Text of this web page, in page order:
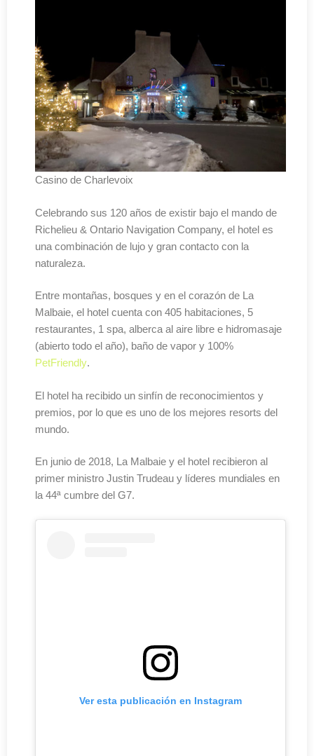
Casino de Charlevoix
Celebrando sus 120 años de existir bajo el mando de
Richelieu & Ontario Navigation Company, el hotel es
una combinación de lujo y gran contacto con la
naturaleza.
Entre montañas, bosques y en el corazón de La
Malbaie, el hotel cuenta con 405 habitaciones, 5
restaurantes, 1 spa, alberca al aire libre e hidromasaje
(abierto todo el año), baño de vapor y 100%
PetFriendly.
El hotel ha recibido un sinfín de reconocimientos y
premios, por lo que es uno de los mejores resorts del
mundo.
En junio de 2018, La Malbaie y el hotel recibieron al
primer ministro Justin Trudeau y líderes mundiales en
la 44ª cumbre del G7.
Ver esta publicación en Instagram